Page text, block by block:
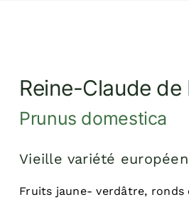
Reine-Claude de
Prunus domestica
Vieille variété
Fruits jaune- verdâtre, ronds